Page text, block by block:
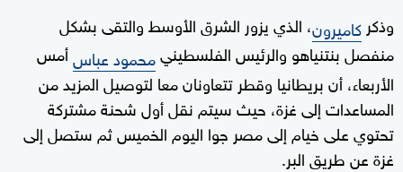
وذكر كاميرون، الذي يزور الشرق الأوسط والتقى بشكل
منفصل بنتنياهو والرئيس الفلسطينيمحمود عباسأمس
الأربعاء، أن بريطانيا وقطر تتعاونان معا لتوصيل المزيد من
المساعدات إلى غزة، حيث سيتم نقل أول شحنة مشتركة
تحتوي على خيام إلى مصر جوا اليوم الخميس ثم ستصل إلى
غزة عن طريق البر.